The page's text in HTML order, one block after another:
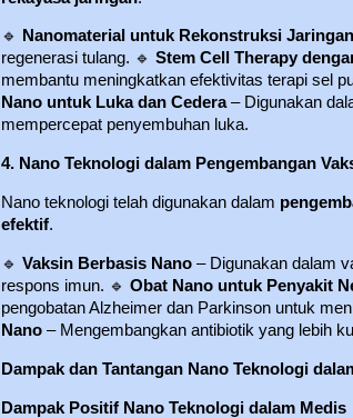
🔹 Nanomaterial untuk Rekonstruksi Jaringan
regenerasi tulang. 🔹 Stem Cell Therapy
membantu meningkatkan efektivitas terapi sel
Nano untuk Luka dan Cedera– Digunakan
mempercepat penyembuhan luka.
4. Nano Teknologi dalam Pengembangan
Nano teknologi telah digunakan dalam
efektif.
🔹 Vaksin Berbasis Nano – Digunakan dalam
respons imun. 🔹 Obat Nano untuk Penyakit
pengobatan Alzheimer dan Parkinson untuk
Nano – Mengembangkan antibiotik yang lebih
Dampak dan Tantangan Nano Teknologi
Dampak Positif Nano Teknologi dalam Medis